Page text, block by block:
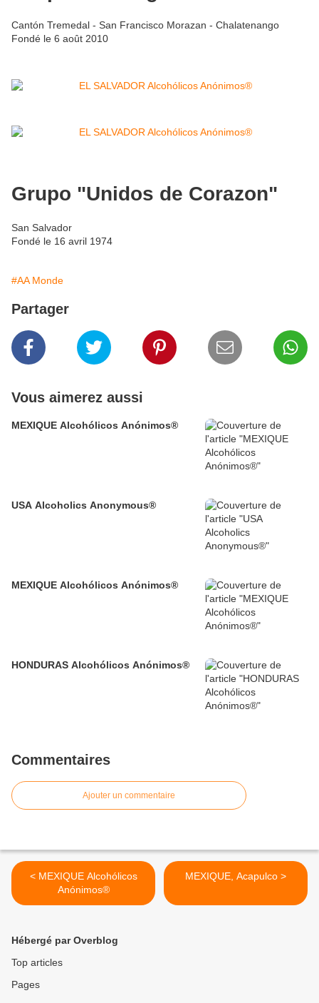
Cantón Tremedal - San Francisco Morazan - Chalatenango
Fondé le 6 août 2010
Grupo "Unidos de Corazon"
San Salvador
Fondé le 16 avril 1974
#AA Monde
Partager
Vous aimerez aussi
MEXIQUE Alcohólicos Anónimos®
USA Alcoholics Anonymous®
MEXIQUE Alcohólicos Anónimos®
HONDURAS Alcohólicos Anónimos®
Commentaires
Ajouter un commentaire
< MEXIQUE Alcohólicos
Anónimos®
MEXIQUE, Acapulco >
Hébergé par Overblog
Top articles
Pages